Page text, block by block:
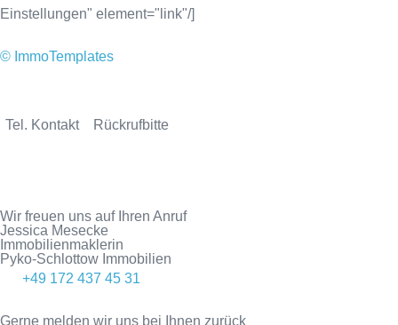
Einstellungen" element="link"/]
© ImmoTemplates
Tel. Kontakt Rückrufbitte
Wir freuen uns auf Ihren Anruf
Jessica Mesecke
Immobilienmaklerin
Pyko-Schlottow Immobilien
+49 172 437 45 31
Gerne melden wir uns bei Ihnen zurück